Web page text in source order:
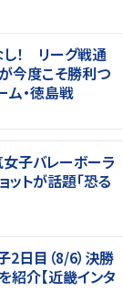
し！ リーグ戦通
今度こそ勝利つ
ム・徳島戦
女子バレーボーラ
トが話題「恐る
日目（8/6）決勝
紹介【近畿インタ